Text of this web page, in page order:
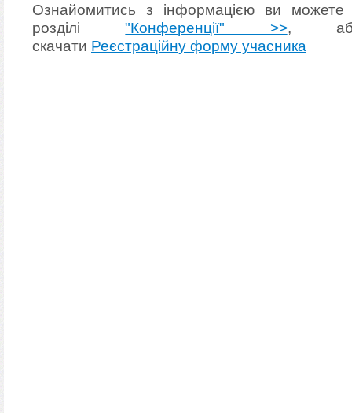
Ознайомитись з інформацією ви можете
роздiлi"Конференції" >>,
скачати Реєстраційну форму учасника